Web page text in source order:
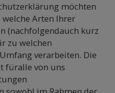
möchten
Arten Ihrer
(nachfolgendauch kurz
zu welchen
verarbeiten. Die
füralle von uns